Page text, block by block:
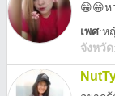
😁😁ห
เพศ:ห
จังหวัด: